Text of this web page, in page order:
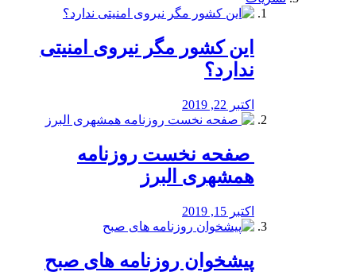
این کشور مگر نیروی امنیتی
ندارد؟
اکتبر 22, 2019
️ صفحه نخست روزنامه‌
همشهری البرز
اکتبر 15, 2019
پیشخوان روزنامه های صبح